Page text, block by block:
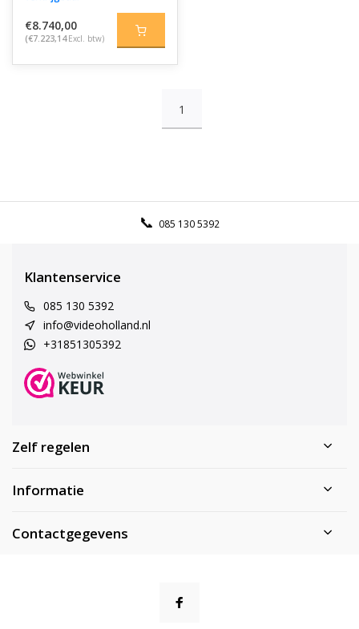
€8.740,00
(€7.223,14 Excl. btw)
1
085 130 5392
Klantenservice
085 130 5392
info@videoholland.nl
+31851305392
Zelf regelen
Informatie
Contactgegevens